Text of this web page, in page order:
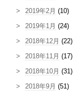
2019年2月 (10)
2019年1月 (24)
2018年12月 (22)
2018年11月 (17)
2018年10月 (31)
2018年9月 (51)